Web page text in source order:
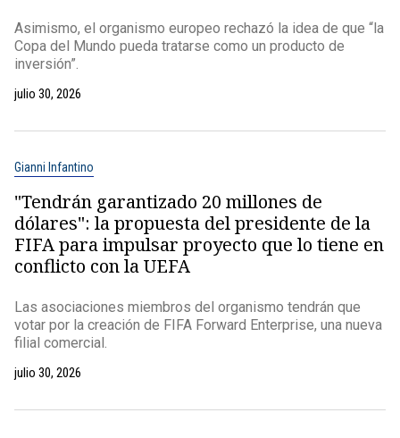
Asimismo, el organismo europeo rechazó la idea de que “la
Copa del Mundo pueda tratarse como un producto de
inversión”.
julio 30, 2026
Gianni Infantino
"Tendrán garantizado 20 millones de
dólares": la propuesta del presidente de la
FIFA para impulsar proyecto que lo tiene en
conflicto con la UEFA
Las asociaciones miembros del organismo tendrán que
votar por la creación de FIFA Forward Enterprise, una nueva
filial comercial.
julio 30, 2026